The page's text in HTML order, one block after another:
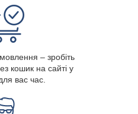
– зробіть
кошик на сайті у
вас час.